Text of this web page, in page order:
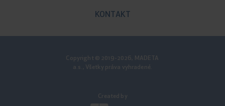
KONTAKT
Copyright © 2019-2026, MADETA
a.s., Všetky práva vyhradené.
Created by